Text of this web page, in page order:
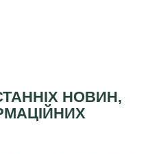
НОВИН,